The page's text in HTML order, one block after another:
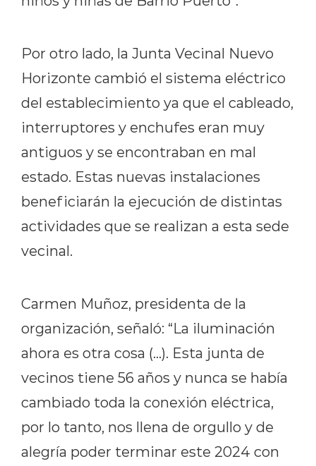
Por otro lado, la Junta Vecinal Nuevo
Horizonte cambió el sistema eléctrico
del establecimiento ya que el cableado,
interruptores y enchufes eran muy
antiguos y se encontraban en mal
estado. Estas nuevas instalaciones
beneficiarán la ejecución de distintas
actividades que se realizan a esta sede
vecinal.
Carmen Muñoz, presidenta de la
organización, señaló: “La iluminación
ahora es otra cosa (…). Esta junta de
vecinos tiene 56 años y nunca se había
cambiado toda la conexión eléctrica,
por lo tanto, nos llena de orgullo y de
alegría poder terminar este 2024 con